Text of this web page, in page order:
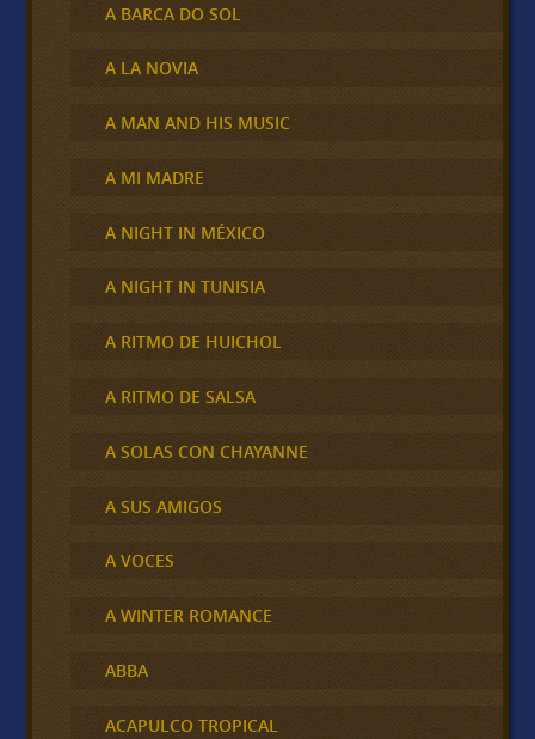
A BARCA DO SOL
A LA NOVIA
A MAN AND HIS MUSIC
A MI MADRE
A NIGHT IN MÉXICO
A NIGHT IN TUNISIA
A RITMO DE HUICHOL
A RITMO DE SALSA
A SOLAS CON CHAYANNE
A SUS AMIGOS
A VOCES
A WINTER ROMANCE
ABBA
ACAPULCO TROPICAL